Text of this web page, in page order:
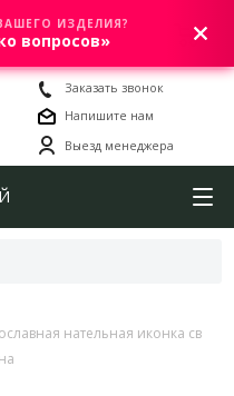
0
Заказать звонок
Напишите нам
Выезд менеджера
нательная иконка св
ИЗДЕЛИЯ?
вопросов»